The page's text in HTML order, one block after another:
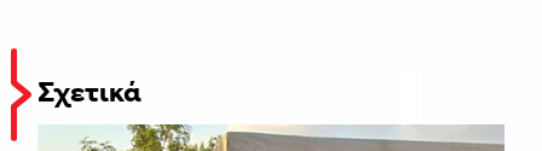
Σχετικά